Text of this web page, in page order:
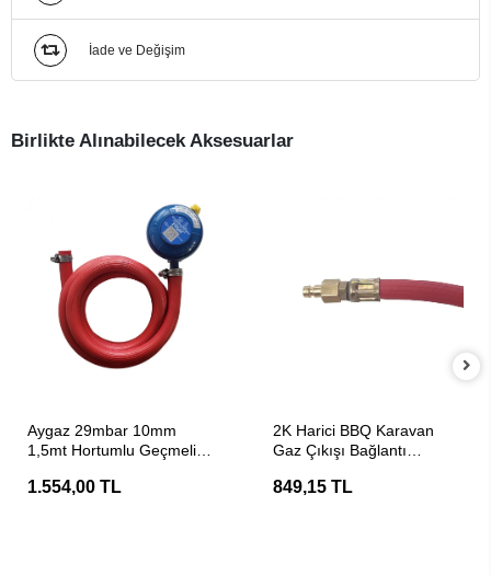
İade ve Değişim
Birlikte Alınabilecek Aksesuarlar
Aygaz 29mbar 10mm
1,5mt Hortumlu Geçmeli
1.554,00 TL
2K Harici BBQ Karavan
Gaz Çıkışı Bağlantı
849,15 TL